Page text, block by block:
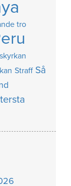
tro
Straff Så